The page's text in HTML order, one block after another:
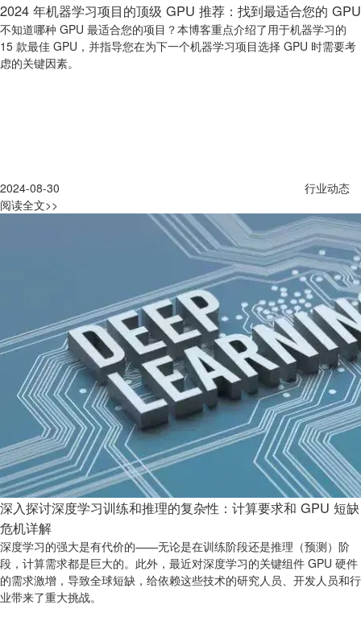
2024 年机器学习项目的顶级 GPU 推荐：找到最适合您的 GPU
不知道哪种 GPU 最适合您的项目？本博客重点介绍了用于机器学习的
15 款最佳 GPU，并指导您在为下一个机器学习项目选择 GPU 时需要考
虑的关键因素。
2024-08-30
行业动态
阅读全文>>
深入探讨深度学习训练和推理的复杂性：计算要求和 GPU 短缺
危机详解
深度学习的强大是有代价的——无论是在训练阶段还是推理（预测）阶
段，计算需求都是巨大的。此外，最近对深度学习的关键组件 GPU 硬件
的需求激增，导致全球短缺，给依赖这些技术的研究人员、开发人员和行
业带来了重大挑战。